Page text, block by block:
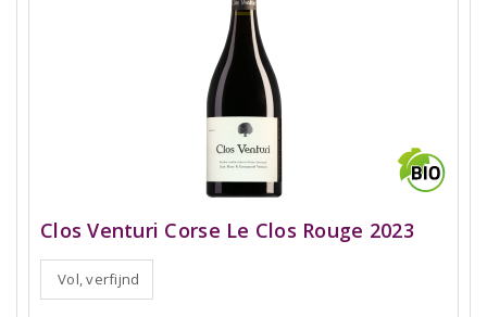
Clos Venturi Corse Le Clos Rouge 2023
Vol, verfijnd